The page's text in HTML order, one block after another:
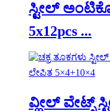
ಸ್ಟೀಲ್
5x12pcs ...
ವ್ಹೀಲ್ ವೇಟ್ಸ್